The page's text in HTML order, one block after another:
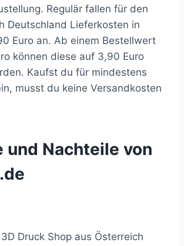
Regulär fallen für den
Deutschland Lieferkosten in
Euro an. Ab einem Bestellwert
können diese auf 3,90 Euro
Kaufst du für mindestens
musst du keine Versandkosten
und Nachteile von
Druck Shop aus Österreich